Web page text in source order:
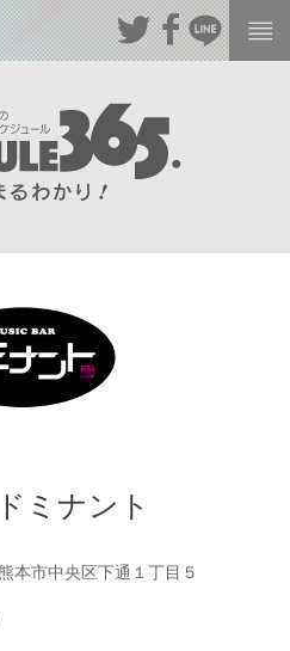
ミナント
本市中央区下通１丁目５